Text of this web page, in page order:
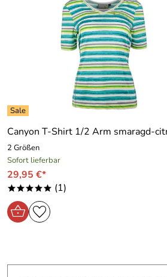
Canyon T-Shirt 1/2 Arm smaragd-
2 Größen
Sofort lieferbar
29,95 €*
***** (1)